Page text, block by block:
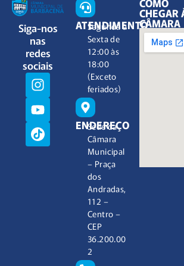
Siga-nos
nas
redes
sociais
ATENDIMENTO
Segunda à
Sexta de
12:00 às
18:00
(Exceto
feriados)
ENDEREÇO
Sede da
Câmara
Municipal
– Praça
dos
Andradas,
112 –
Centro –
CEP
36.200.00
2
CHEGAR
CÂMARA